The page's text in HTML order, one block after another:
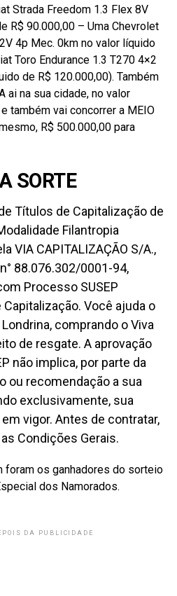
Strada Freedom 1.3 Flex 8V
R$ 90.000,00 – Uma Chevrolet
4p Mec. 0km no valor líquido
Toro Endurance 1.3 T270 4×2
de R$ 120.000,00). Também
ai na sua cidade, no valor
também vai concorrer a MEIO
R$ 500.000,00 para
SORTE
Títulos de Capitalização de
Filantropia
VIA CAPITALIZAÇÃO S/A.,
88.076.302/0001-94,
Processo SUSEP
Você ajuda o
comprando o Viva
de resgate. A aprovação
não implica, por parte da
ou recomendação a sua
exclusivamente, sua
vigor. Antes de contratar,
Condições Gerais.
foram os ganhadores do sorteio
dos Namorados.
DA PUBLICIDADE